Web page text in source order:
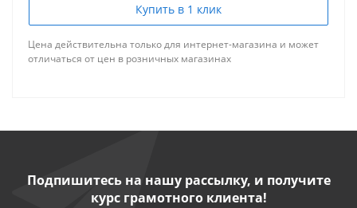
Купить в 1 клик
Цена действительна только для интернет-магазина и может
отличаться от цен в розничных магазинах
Подпишитесь на нашу рассылку, и получите
курс грамотного клиента!